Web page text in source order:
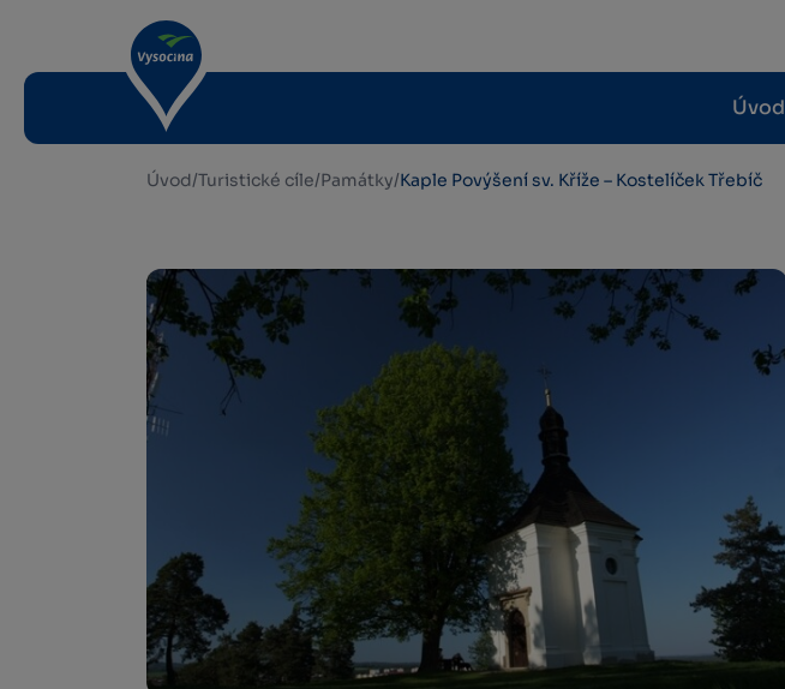
Úvod
Úvod/Turistické cíle/Památky/Kaple Povýšení sv. Kříže – Kostelíček Třebíč